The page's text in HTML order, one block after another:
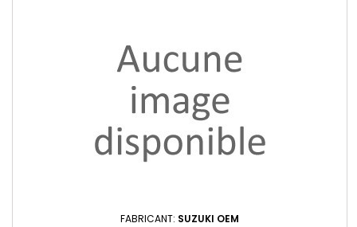
FABRICANT: SUZUKI OEM